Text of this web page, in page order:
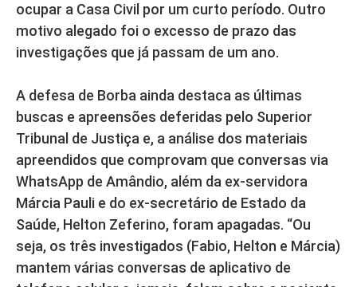
ocupar a Casa Civil por um curto período. Outro
motivo alegado foi o excesso de prazo das
investigações que já passam de um ano.
A defesa de Borba ainda destaca as últimas
buscas e apreensões deferidas pelo Superior
Tribunal de Justiça e, a análise dos materiais
apreendidos que comprovam que conversas via
WhatsApp de Amândio, além da ex-servidora
Márcia Pauli e do ex-secretário de Estado da
Saúde, Helton Zeferino, foram apagadas. “Ou
seja, os três investigados (Fabio, Helton e Márcia)
mantem várias conversas de aplicativo de